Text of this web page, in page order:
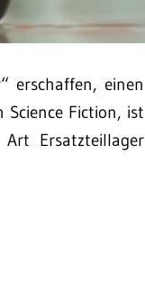
erschaffen, einen
Fiction, ist
Ersatzteillager